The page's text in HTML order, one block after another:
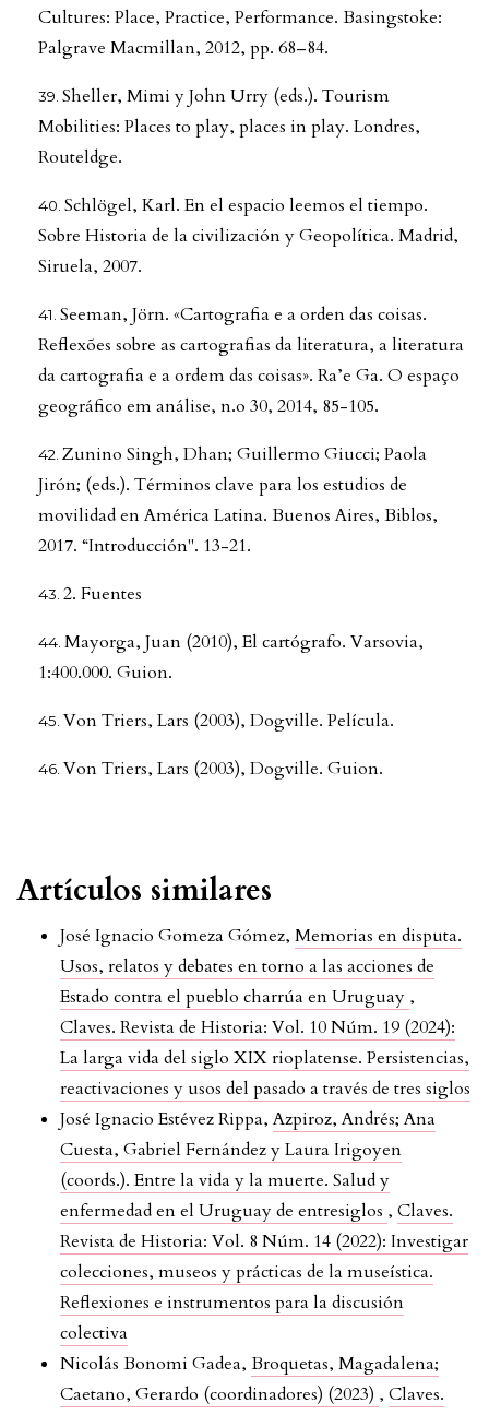
Cultures: Place, Practice, Performance. Basingstoke:
Palgrave Macmillan, 2012, pp. 68–84.
Sheller, Mimi y John Urry (eds.). Tourism
Mobilities: Places to play, places in play. Londres,
Routeldge.
Schlögel, Karl. En el espacio leemos el tiempo.
Sobre Historia de la civilización y Geopolítica. Madrid,
Siruela, 2007.
Seeman, Jörn. «Cartografia e a orden das coisas.
Reflexões sobre as cartografias da literatura, a literatura
da cartografia e a ordem das coisas». Ra’e Ga. O espaço
geográfico em análise, n.o 30, 2014, 85-105.
Zunino Singh, Dhan; Guillermo Giucci; Paola
Jirón; (eds.). Términos clave para los estudios de
movilidad en América Latina. Buenos Aires, Biblos,
2017. “Introducción". 13-21.
2. Fuentes
Mayorga, Juan (2010), El cartógrafo. Varsovia,
1:400.000. Guion.
Von Triers, Lars (2003), Dogville. Película.
Von Triers, Lars (2003), Dogville. Guion.
Artículos similares
José Ignacio Gomeza Gómez, Memorias en disputa.
Usos, relatos y debates en torno a las acciones de
Estado contra el pueblo charrúa en Uruguay ,
Claves. Revista de Historia: Vol. 10 Núm. 19 (2024):
La larga vida del siglo XIX rioplatense. Persistencias,
reactivaciones y usos del pasado a través de tres siglos
José Ignacio Estévez Rippa,Azpiroz, Andrés; Ana
Cuesta, Gabriel Fernández y Laura Irigoyen
(coords.). Entre la vida y la muerte. Salud y
enfermedad en el Uruguay de entresiglos , Claves.
Revista de Historia: Vol. 8 Núm. 14 (2022): Investigar
colecciones, museos y prácticas de la museística.
Reflexiones e instrumentos para la discusión
colectiva
Nicolás Bonomi Gadea, Broquetas, Magadalena;
Caetano, Gerardo (coordinadores) (2023) , Claves.